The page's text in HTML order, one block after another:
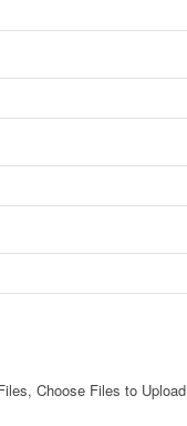
Choose Files to Upload